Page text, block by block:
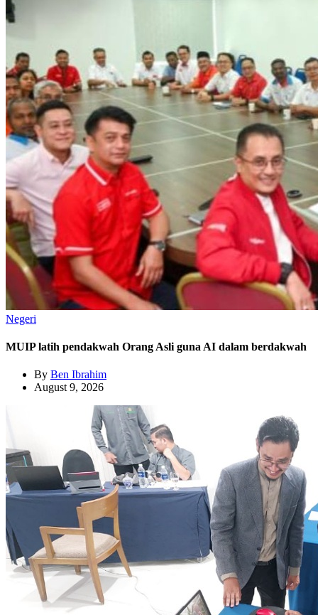
Negeri
MUIP latih pendakwah Orang Asli guna AI dalam berdakwah
By Ben Ibrahim
August 9, 2026